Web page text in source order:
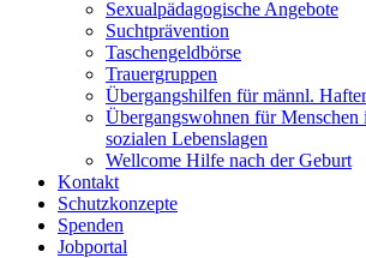
Sexualpädagogische Angebote
Suchtprävention
Taschengeldbörse
Trauergruppen
Übergangshilfen für männl.
Übergangswohnen für Menschen
sozialen Lebenslagen
Wellcome Hilfe nach der Geburt
Kontakt
Schutzkonzepte
Spenden
Jobportal